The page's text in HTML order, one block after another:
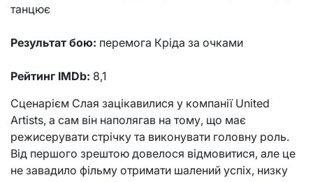
танцює
Результат бою: перемога Кріда за очками
Рейтинг IMDb: 8,1
Сценарієм Слая зацікавилися у компанії United
Artists, а сам він наполягав на тому, що має
режисерувати стрічку та виконувати головну роль.
Від першого зрештою довелося відмовитися, але це
не завадило фільму отримати шалений успіх, низку